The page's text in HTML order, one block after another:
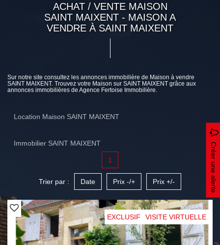
ACHAT / VENTE MAISON
SAINT MAIXENT - MAISON A
VENDRE À SAINT MAIXENT
Sur notre site consultez les annonces immobilière de Maison à vendre
SAINT MAIXENT. Trouvez votre Maison sur SAINT MAIXENT grâce aux
annonces immobilières de Agence Fertoise Immobilière.
Location Maison SAINT MAIXENT
Immobilier SAINT MAIXENT Créer une alerte
1
Trier par : Date Prix -/+ Prix +/-
EXCLUSIF VISITE VIRTUELLE